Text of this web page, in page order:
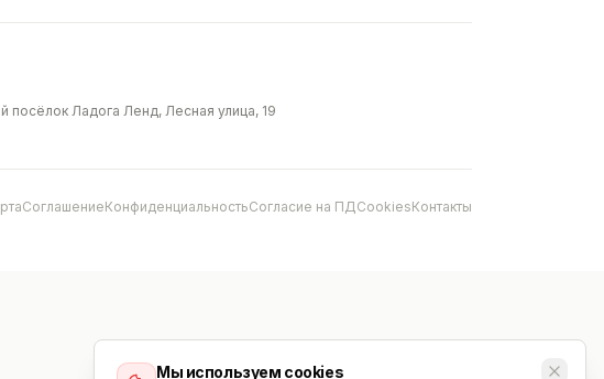
Мы используем cookies
посёлок Ладога Ленд, Лесная улица, 19
СоглашениеКонфиденциальностьСогласие на ПДCookiesКонтакты